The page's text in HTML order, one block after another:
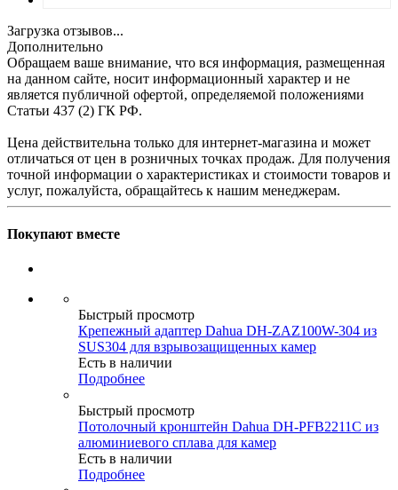
Загрузка отзывов...
Дополнительно
Обращаем ваше внимание, что вся информация, размещенная
на данном сайте, носит информационный характер и не
является публичной офертой, определяемой положениями
Статьи 437 (2) ГК РФ.
Цена действительна только для интернет-магазина и может
отличаться от цен в розничных точках продаж. Для получения
точной информации о характеристиках и стоимости товаров и
услуг, пожалуйста, обращайтесь к нашим менеджерам.
Покупают вместе
Быстрый просмотр
Крепежный адаптер Dahua DH-ZAZ100W-304 из
SUS304 для взрывозащищенных камер
Есть в наличии
Подробнее
Быстрый просмотр
Потолочный кронштейн Dahua DH-PFB2211C из
алюминиевого сплава для камер
Есть в наличии
Подробнее